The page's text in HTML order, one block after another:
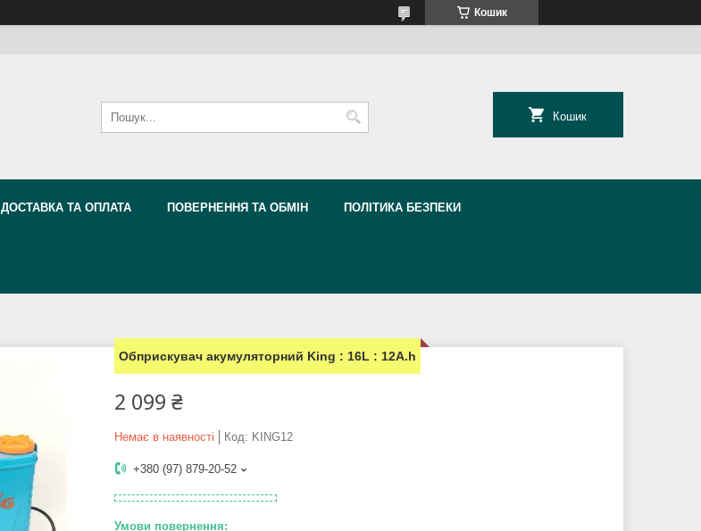
Кошик
Кошик
ДОСТАВКА ТА ОПЛАТА ПОВЕРНЕННЯ ТА ОБМІН ПОЛІТИКА БЕЗПЕКИ
Обприскувач акумуляторний King : 16L : 12A.h
2 099 ₴
Немає в наявності Код: KING12
+380 (97) 879-20-52